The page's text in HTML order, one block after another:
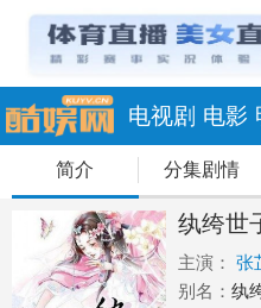
电视剧 电影
简介 分集剧情
纨绔世
主演： 张
别名： 纨